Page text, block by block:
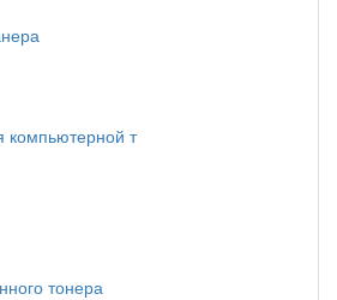
компьютерной т
тонера